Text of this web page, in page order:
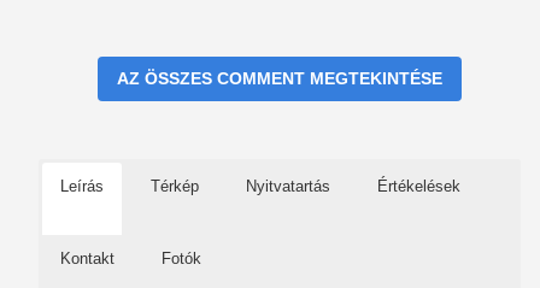
AZ ÖSSZES COMMENT MEGTEKINTÉSE
Leírás Térkép Nyitvatartás Értékelések
Kontakt Fotók